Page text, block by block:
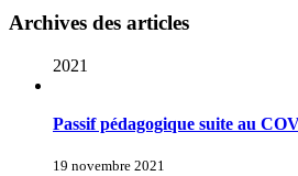
Archives des articles
2021
Passif pédagogique suite au
19 novembre 2021